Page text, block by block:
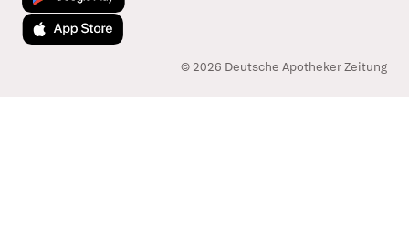
Laden im App Store
© 2026 Deutsche Apotheker Zeitung